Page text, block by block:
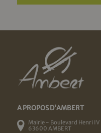
A PROPOS D'AMBERT
Mairie - Boulevard Henri IV
63600 AMBERT